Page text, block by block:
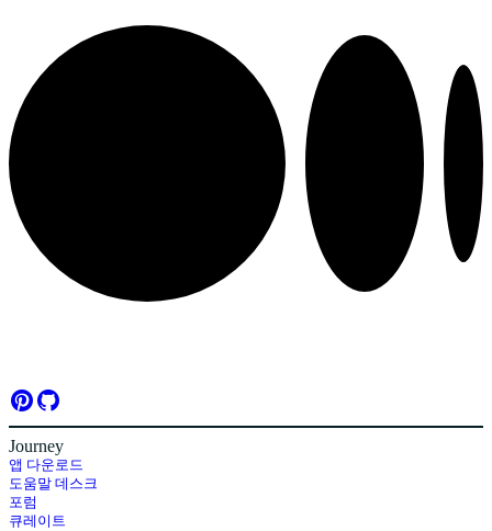
Journey
앱 다운로드
도움말 데스크
포럼
큐레이트